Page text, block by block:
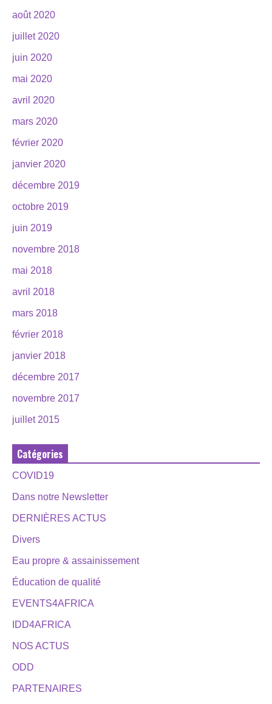
août 2020
juillet 2020
juin 2020
mai 2020
avril 2020
mars 2020
février 2020
janvier 2020
décembre 2019
octobre 2019
juin 2019
novembre 2018
mai 2018
avril 2018
mars 2018
février 2018
janvier 2018
décembre 2017
novembre 2017
juillet 2015
Catégories
COVID19
Dans notre Newsletter
DERNIÈRES ACTUS
Divers
Eau propre & assainissement
Éducation de qualité
EVENTS4AFRICA
IDD4AFRICA
NOS ACTUS
ODD
PARTENAIRES